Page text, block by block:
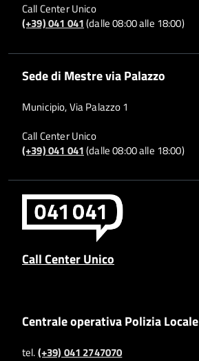
Call Center Unico
(+39) 041 041(dalle 08:00 alle 18:00)
Sede di Mestre via Palazzo
Municipio, Via Palazzo 1
Call Center Unico
(+39) 041 041(dalle 08:00 alle 18:00)
Call Center Unico
Centrale operativa Polizia Locale
tel.(+39) 041 2747070